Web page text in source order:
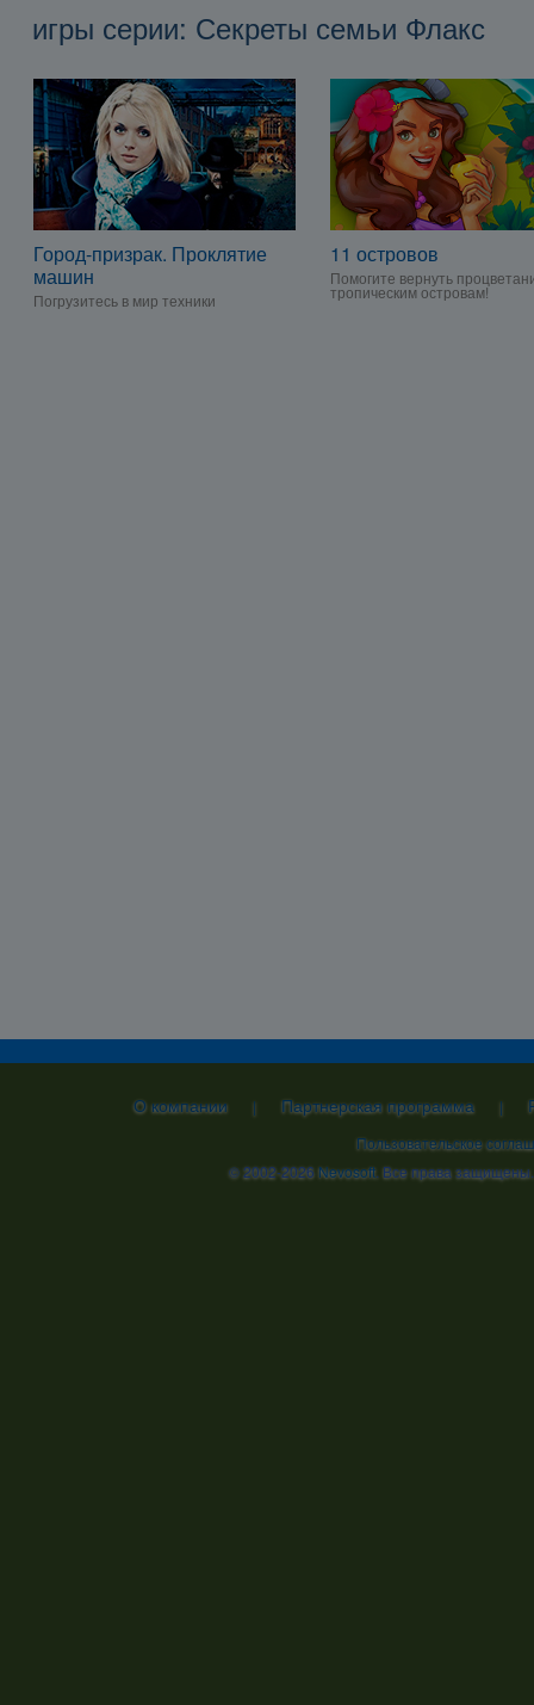
игры серии: Секреты семьи Флакс
Город-призрак. Проклятие
машин
Погрузитесь в мир техники
11 островов
Помогите вернуть
тропическим островам!
О компании | Партнерская программа |
Пользовательское
© 2002-2026Nevosoft. Все права защищены